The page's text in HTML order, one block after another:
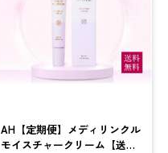
素材:本体部分:オーガニックコ
ットン100%
止めゴム部分:綿、ポリエステ
ル、ポリウレタン
ー/ライラックラベンダー
日本製
AH【定期便】メディリンクル
モイスチャークリーム【送料